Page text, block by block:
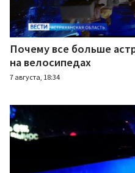
Почему все больше
на велосипедах
7 августа, 18:34